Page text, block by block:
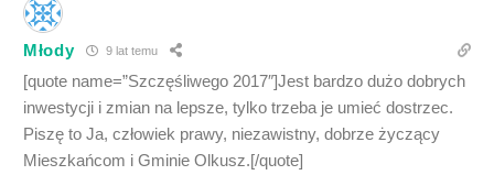
Młody 9 lat temu
[quote name=”Szczęśliwego 2017″]Jest bardzo dużo dobrych
inwestycji i zmian na lepsze, tylko trzeba je umieć dostrzec.
Piszę to Ja, człowiek prawy, niezawistny, dobrze życzący
Mieszkańcom i Gminie Olkusz.[/quote]